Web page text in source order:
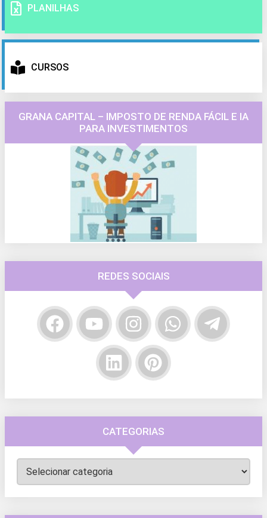
PLANILHAS
CURSOS
GRANA CAPITAL – IMPOSTO DE RENDA FÁCIL E IA
PARA INVESTIMENTOS
REDES SOCIAIS
CATEGORIAS
Categorias